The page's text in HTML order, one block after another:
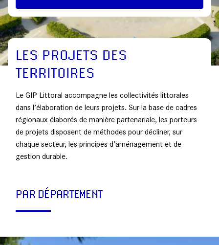
LES PROJETS DES
TERRITOIRES
Le GIP Littoral accompagne les collectivités littorales
dans l’élaboration de leurs projets. Sur la base de cadres
régionaux élaborés de manière partenariale, les porteurs
de projets disposent de méthodes pour décliner, sur
chaque secteur, les principes d’aménagement et de
gestion durable.
PAR DÉPARTEMENT